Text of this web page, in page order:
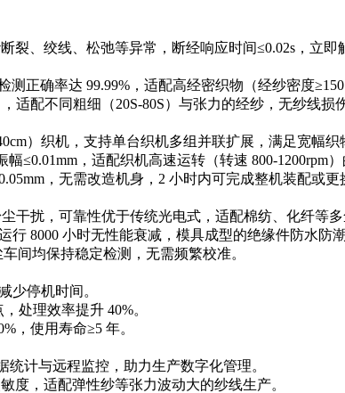
裂、绞线、松弛等异常，断经响应时间≤0.02s，立即
测正确率达 99.99%，适配高经密织物（经纱密度≥150
配不同粗细（20S-80S）与张力的经纱，无纱线损
）织机，支持单台织机多组并联扩展，满足宽幅织
，适配织机高速运转（转速 800-1200rpm）
，无需改造机身，2 小时内可完成整机装配或更
扰，可靠性优于传统光电式，适配棉纺、化纤等多
8000 小时无性能衰减，模具成型的绝缘件防水防
均保持稳定检测，无需频繁校准。
停机时间。
处理效率提升 40%。
，使用寿命≥5 年。
计与远程监控，助力生产数字化管理。
，适配弹性纱等张力波动大的纱线生产。